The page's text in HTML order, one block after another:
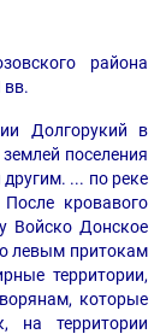
района
вв.
Долгорукий в
поселения
... по реке
кровавого
Войско Донское
левым притокам
территории,
которые
на территории